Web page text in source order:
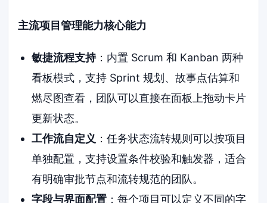
主流项目管理能力核心能力
敏捷流程支持：内置 Scrum 和 Kanban 两种
看板模式，支持 Sprint 规划、故事点估算和
燃尽图查看，团队可以直接在面板上拖动卡片
更新状态。
工作流自定义 ：任务状态流转规则可以按项目
单独配置，支持设置条件校验和触发器，适合
有明确审批节点和流转规范的团队。
字段与界面配置：每个项目可以定义不同的字